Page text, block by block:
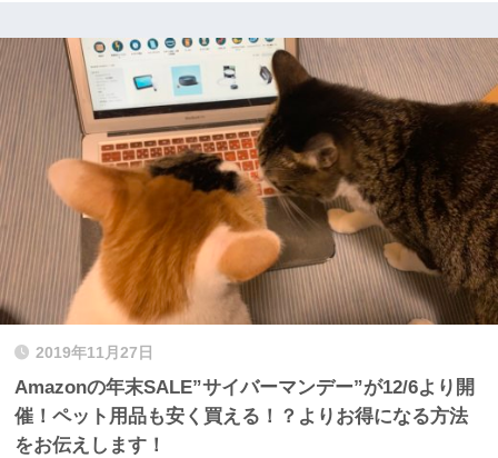
2019年11月27日
Amazonの年末SALE”サイバーマンデー”が12/6より開
催！ペット用品も安く買える！？よりお得になる方法
をお伝えします！